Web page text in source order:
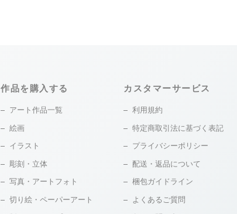
作品を購入する
アート作品一覧
絵画
イラスト
彫刻・立体
写真・アートフォト
切り絵・ペーパーアート
カスタマーサービス
利用規約
特定商取引法に基づく表記
プライバシーポリシー
配送・返品について
梱包ガイドライン
よくあるご質問